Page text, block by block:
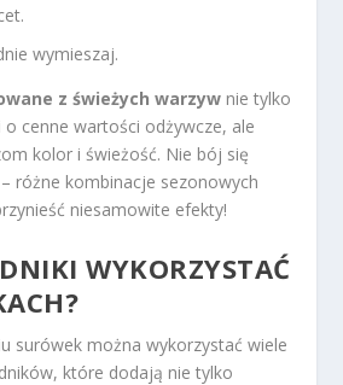
wymieszaj.
z świeżych warzyw nie tylko
o cenne wartości odżywcze, ale
kolor i świeżość. Nie bój się
różne kombinacje sezonowych
niesamowite efekty!
WYKORZYSTAĆ
surówek można wykorzystać wiele
które dodają nie tylko